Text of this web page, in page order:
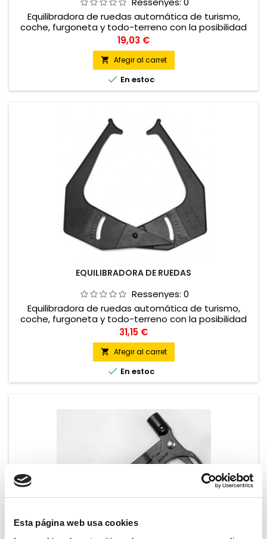
Esta página web usa cookies
Equilibradora de ruedas automática de turismo,
coche, furgoneta y todo-terreno con la posibilidad
de equilibrar ruedas de moto
Preu
19,03 €
 Afegir al carret
 En estoc
EQUILIBRADORA DE RUEDAS
Ressenyes: 0
Equilibradora de ruedas automática de turismo,
coche, furgoneta y todo-terreno con la posibilidad
de equilibrar ruedas de moto
Preu
31,15 €
 Afegir al carret
 En estoc